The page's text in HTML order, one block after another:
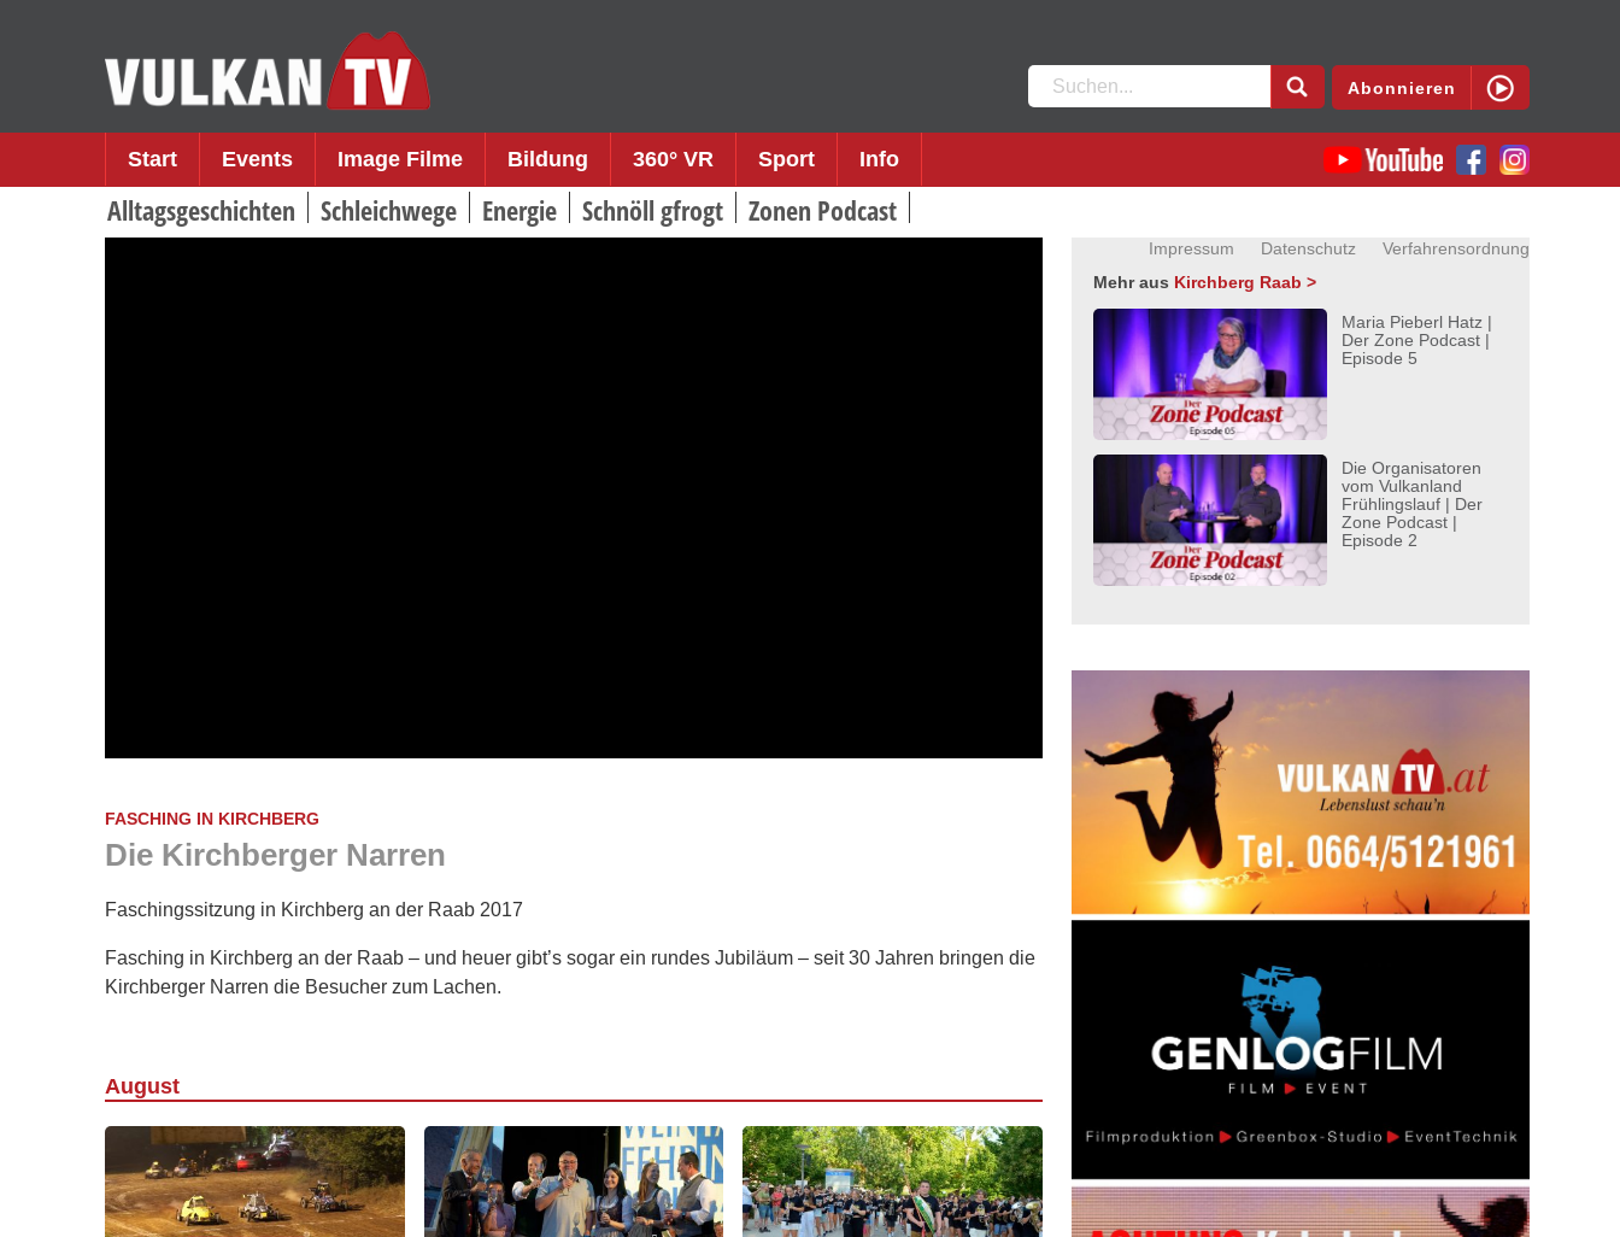
Suchen
nach:
Abonnieren
Start Events Image Filme Bildung 360° VR Sport Info
Alltagsgeschichten Schleichwege Energie Schnöll gfrogt Zonen Podcast
FASCHING IN KIRCHBERG
Die Kirchberger Narren
Faschingssitzung in Kirchberg an der Raab 2017
Fasching in Kirchberg an der Raab – und heuer gibt’s sogar ein rundes Jubiläum – seit 30 Jahren bringen die
Kirchberger Narren die Besucher zum Lachen.
August
Impressum Datenschutz
Verfahrensordnung
Mehr aus Kirchberg Raab >
Maria Pieberl Hatz |
Der Zone Podcast |
Episode 5
Die Organisatoren
vom Vulkanland
Frühlingslauf | Der
Zone Podcast |
Episode 2